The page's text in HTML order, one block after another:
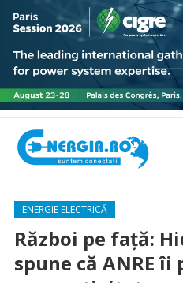
ENERGIE ELECTRICĂ
Război pe faţă:
spune că ANRE